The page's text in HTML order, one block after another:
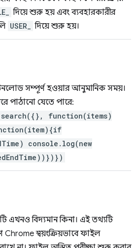
দিয়ে শুরু হয় এবং ব্যবহারকারীর
USER_ দিয়ে শুরু হয়।
সম্পূর্ণ হওয়ার আনুমানিক সময়।
পাঠানো যেতে পারে:
function(items)
console.log(new
বিদ্যমান কিনা। এই তথ্যটি
স্বয়ংক্রিয়ভাবে ফাইল